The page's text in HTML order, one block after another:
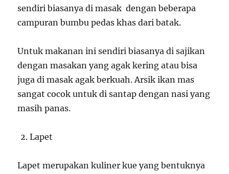
sendiri biasanya di masak dengan beberapa
campuran bumbu pedas khas dari batak.
Untuk makanan ini sendiri biasanya di sajikan
dengan masakan yang agak kering atau bisa
juga di masak agak berkuah. Arsik ikan mas
sangat cocok untuk di santap dengan nasi yang
masih panas.
Lapet
Lapet merupakan kuliner kue yang bentuknya